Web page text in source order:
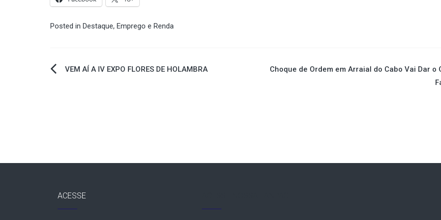
Posted in Destaque, Emprego e Renda
Navegação
VEM AÍ A IV EXPO FLORES DE HOLAMBRA
Choque de Ordem em Arraial do Cabo Vai Dar o
ACESSE